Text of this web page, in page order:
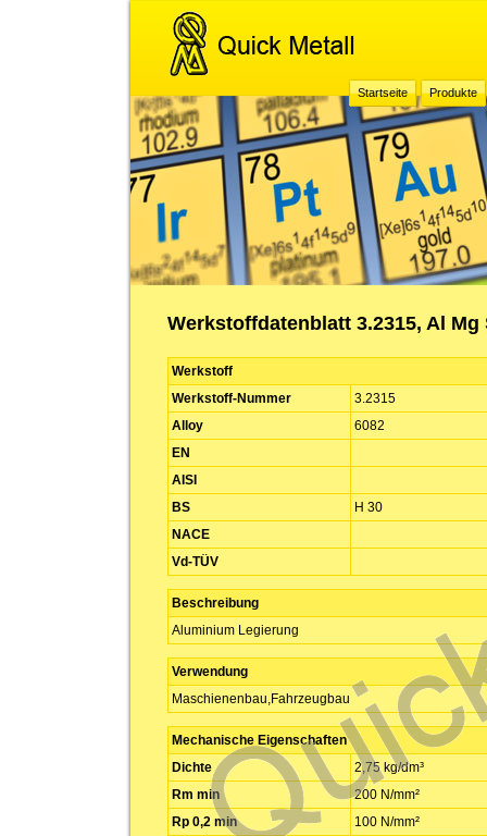
Startseite Produkte
Werkstoffdatenblatt 3.2315, Al Mg
Werkstoff
Werkstoff-Nummer
3.2315
Alloy
6082
EN
AISI
BS
H 30
NACE
Vd-TÜV
Beschreibung
Aluminium Legierung
Verwendung
Maschienenbau,Fahrzeugbau
Mechanische Eigenschaften
Dichte
2,75 kg/dm³
Rm min
200 N/mm²
Rp 0,2 min
100 N/mm²